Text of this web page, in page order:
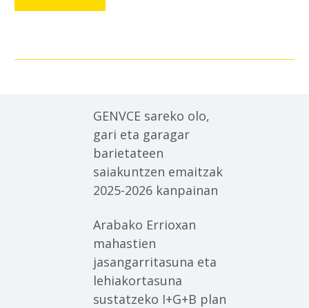
GENVCE sareko olo,
gari eta garagar
barietateen
saiakuntzen emaitzak
2025-2026 kanpainan
Arabako Errioxan
mahastien
jasangarritasuna eta
lehiakortasuna
sustatzeko I+G+B plan